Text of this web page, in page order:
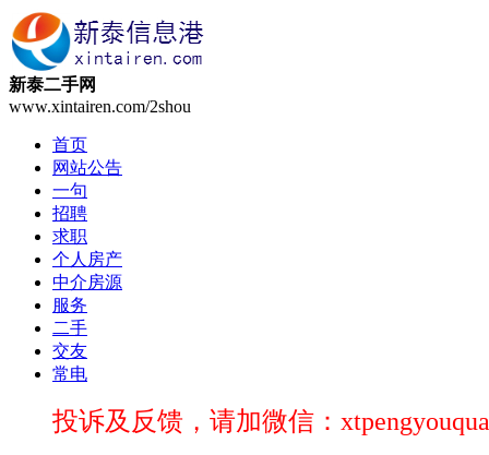
新泰二手网
www.xintairen.com/2shou
首页
网站公告
一句
招聘
求职
个人房产
中介房源
服务
二手
交友
常电
投诉及反馈，请加微信：